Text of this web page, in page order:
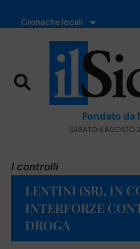
Cronache locali
Fondato da
SABATO 8 AGOSTO
I controlli
LENTINI (SR), IN
INTERFORZE
DROGA